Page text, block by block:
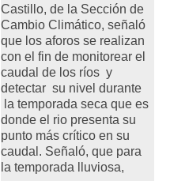
Castillo, de la Sección de
Cambio Climático, señaló
que los aforos se realizan
con el fin de monitorear el
caudal de los ríos y
detectar su nivel durante
la temporada seca que es
donde el rio presenta su
punto más crítico en su
caudal. Señaló, que para
la temporada lluviosa,